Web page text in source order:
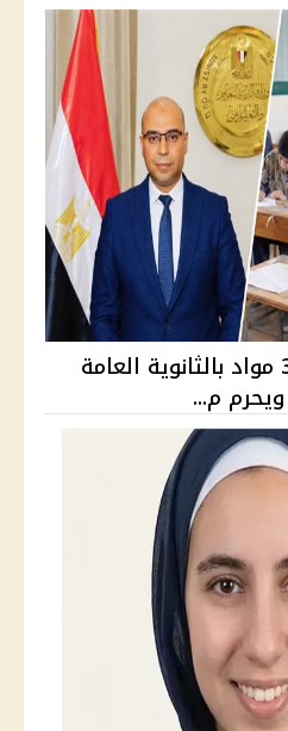
التعليم: الراسب في 3 مواد بالثانوية العامة
م...